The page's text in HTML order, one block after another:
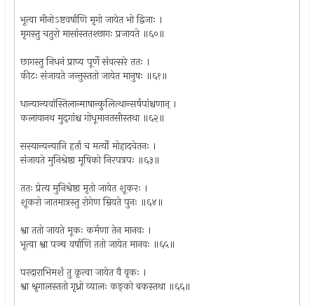
भूत्वा मीनोऽष्टवर्षाणि मृगो जायेत भो द्विजाः ।
मृगस्तु चतुरो मासांस्ततश्छागः प्रजायते ॥६०॥
छागस्तु निधनं प्राप्य पूर्णे संवत्सरे ततः ।
कीटः संजायते जन्तुस्ततो जायेत मानुषः ॥६१॥
धान्यान्यवांस्तिलान्माषान्कुलित्थान्सर्षपांश्चणान् ।
कलायानथ मुद्‌गांश्च गोधूमानतसीस्तथा ॥६२॥
सस्यान्यन्यानि हर्ता च मर्त्यो मोहादचेतनः ।
संजायते मुनिश्रेष्ठा मूषिको निरपत्रपः ॥६३॥
ततः प्रेत्य मुनिश्रेष्ठा मृतो जायेत शूकरः ।
शूकरो जातमात्रस्तु रोगेण म्रियते पुनः ॥६४॥
श्वा ततो जायते मूकः कर्मणा तेन मानवः ।
भूत्वा श्वा पञ्च वर्षाणि ततो जायेत मानवः ॥६५॥
परदाराभिमर्शं तु कृत्वा जायेत वै वृकः ।
श्वा श्रृगालस्ततो गृध्रो व्यालः कङ्को बकस्तथा ॥६६॥